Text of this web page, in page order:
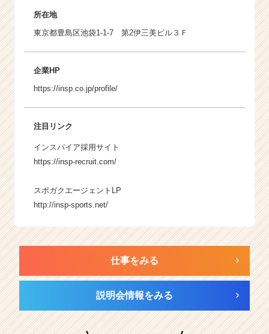
所在地
東京都豊島区池袋1-1-7 第2伊三美ビル３Ｆ
企業HP
https://insp.co.jp/profile/
注目リンク
インスパイア採用サイト
https://insp-recruit.com/
スポガクエージェントLP
http://insp-sports.net/
仕事をみる
説明会情報をみる